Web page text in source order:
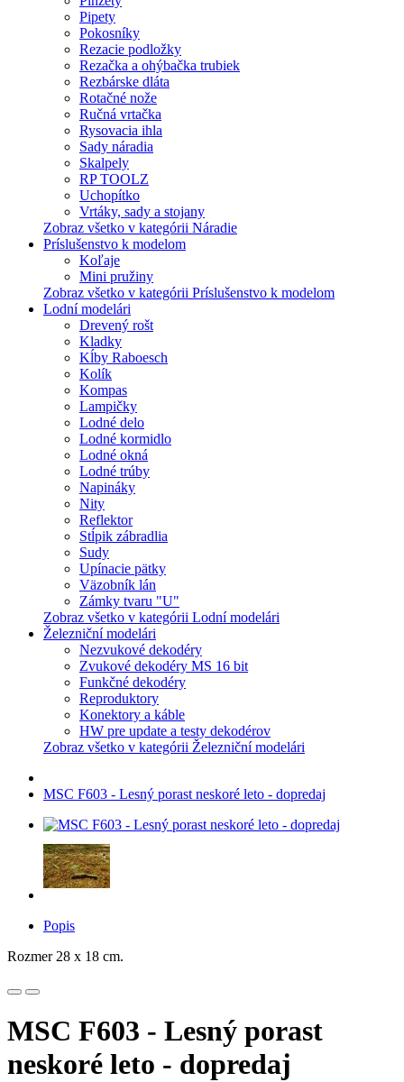
Pipety
Pokosníky
Rezacie podložky
Rezačka a ohýbačka trubiek
Rezbárske dláta
Rotačné nože
Ručná vrtačka
Rysovacia ihla
Sady náradia
Skalpely
RP TOOLZ
Uchopítko
Vrtáky, sady a stojany
Zobraz všetko v kategórii Náradie
Príslušenstvo k modelom
Koľaje
Mini pružiny
Zobraz všetko v kategórii Príslušenstvo k modelom
Lodní modelári
Drevený rošt
Kladky
Kĺby Raboesch
Kolík
Kompas
Lampičky
Lodné delo
Lodné kormidlo
Lodné okná
Lodné trúby
Napináky
Nity
Reflektor
Stĺpik zábradlia
Sudy
Upínacie pätky
Väzobník lán
Zámky tvaru "U"
Zobraz všetko v kategórii Lodní modelári
Železniční modelári
Nezvukové dekodéry
Zvukové dekodéry MS 16 bit
Funkčné dekodéry
Reproduktory
Konektory a káble
HW pre update a testy dekodérov
Zobraz všetko v kategórii Železniční modelári
MSC F603 - Lesný porast neskoré leto - dopredaj
Popis
Rozmer 28 x 18 cm.
MSC F603 - Lesný porast
neskoré leto - dopredaj